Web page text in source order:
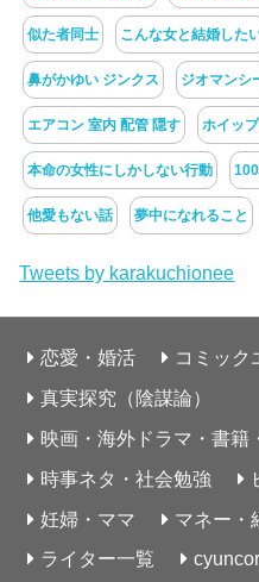
似た者同士 こんな女と結婚した
鼻がかゆい ジンクス ジオマンシ
エアコン 室内 配管 隠す ホイッ
本命の女性にしかしない行動
他愛もない話 夢中になれること
Tweets by karakuchionee
恋愛・婚活 コミック
真実探究（陰謀論）
映画・海外ドラマ・書籍
時事ネタ・社会勉強
妊婦・ママ
マネー・
ライター一覧